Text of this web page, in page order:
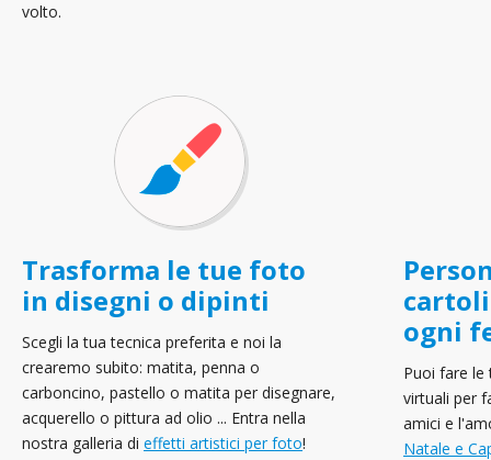
volto.
Trasforma le tue foto
in disegni o dipinti
Scegli la tua tecnica preferita e noi la
crearemo subito: matita, penna o
carboncino, pastello o matita per disegnare,
acquerello o pittura ad olio ... Entra nella
nostra galleria di effetti artistici per foto!
ogni
Puoi fare
virtuali per
amici e
Natale e